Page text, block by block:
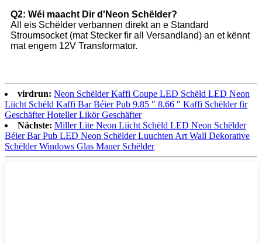
Q2: Wéi maacht Dir d'Neon Schëlder?
All eis Schëlder verbannen direkt an e Standard
Stroumsocket (mat Stecker fir all Versandland) an et kënnt
mat engem 12V Transformator.
virdrun: Neon Schëlder Kaffi Coupe LED Schëld LED Neon
Liicht Schëld Kaffi Bar Béier Pub 9.85 ″ 8.66 ″ Kaffi Schëlder fir
Geschäfter Hoteller Likör Geschäfter
Nächste: Miller Lite Neon Liicht Schëld LED Neon Schëlder
Béier Bar Pub LED Neon Schëlder Luuchten Art Wall Dekorative
Schëlder Windows Glas Mauer Schëlder